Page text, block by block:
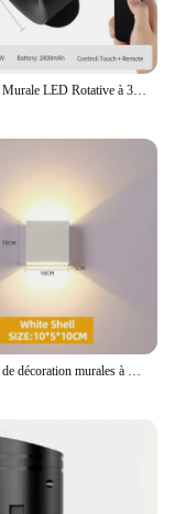
Applique Murale LED Rotative à 360 Degrés, Commande Tactile, Double Tête, 3 Couleurs, Veilleuse Sans Fil pour Chambre à Coucher
Lumières de décoration murales à LED, lampes à commande tactile magnétique, indicateur de température de gradation, étude pour enfants, chevet